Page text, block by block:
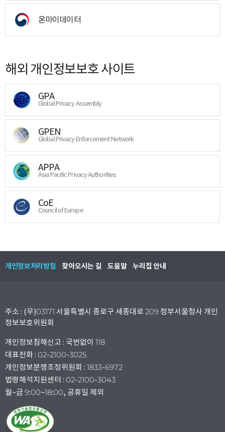
온마이데이터
해외 개인정보보호 사이트
GPA
Global Privacy Assembly
GPEN
Global Privacy Enforcement Network
APPA
Asia Pacific Privacy Authorities
CoE
Council of Europe
개인정보처리방침 찾아오시는 길 도움말 누리집 안내
주소 : (우)03171 서울특별시 종로구 세종대로 209 정부서울청사 개인
정보보호위원회
개인정보침해신고 : 국번없이 118
대표전화 : 02-2100-3025
개인정보분쟁조정위원회 : 1833-6972
법령해석지원센터 : 02-2100-3043
월~금 9:00~18:00, 공휴일 제외